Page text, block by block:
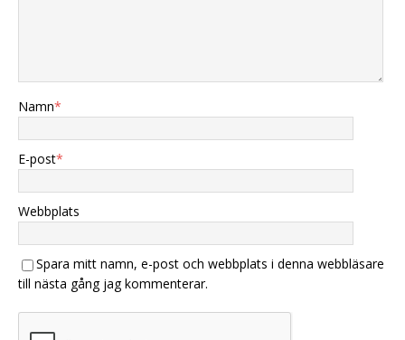
Namn*
E-post*
Webbplats
Spara mitt namn, e-post och webbplats i denna webbläsare
till nästa gång jag kommenterar.